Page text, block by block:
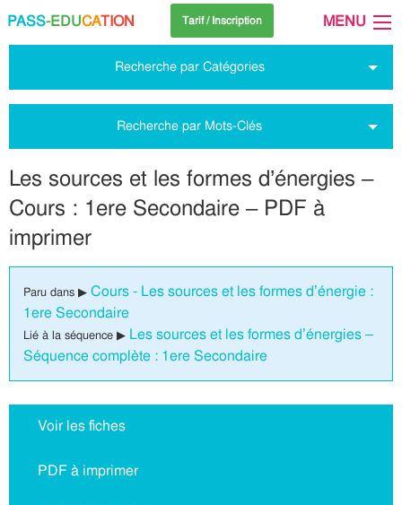
PASS-EDUCATION Tarif / Inscription MENU
Recherche par Catégories
Recherche par Mots-Clés
Les sources et les formes d’énergies –
Cours : 1ere Secondaire – PDF à
imprimer
Paru dans ▶ Cours - Les sources et les formes d’énergie :
1ere Secondaire
Lié à la séquence ▶ Les sources et les formes d’énergies –
Séquence complète : 1ere Secondaire
Voir les fiches
PDF à imprimer